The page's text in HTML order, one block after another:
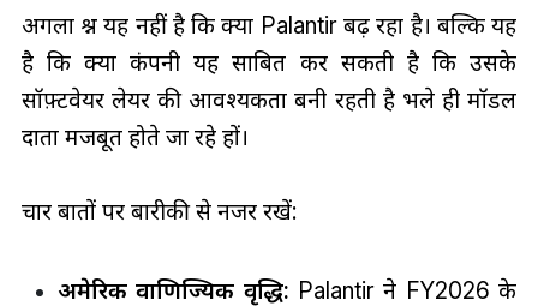
अगला प्रश्न यह नहीं है कि क्या Palantir बढ़ रहा है। बल्कि यह
है कि क्या कंपनी यह साबित कर सकती है कि उसके
सॉफ़्टवेयर लेयर की आवश्यकता बनी रहती है भले ही मॉडल
प्रदाता मजबूत होते जा रहे हों।
चार बातों पर बारीकी से नजर रखें:
अमेरिकी वाणिज्यिक वृद्धि: Palantir ने FY2026 के